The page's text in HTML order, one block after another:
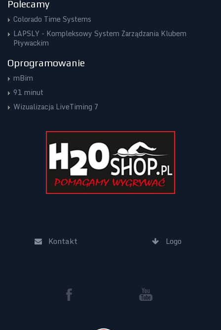
Polecamy
Colorado Time Systems
LAPSLY - Kompleksowy System Zarządzania Klubem
Pływackim
Oprogramowanie
mBim
91 minut
Wizualizacja LiveTiming 7
Kontakt Logo